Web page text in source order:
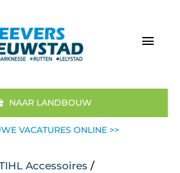
Aanbod
NAAR LANDBOUW
VACATURES ONLINE >>
Accessoires /